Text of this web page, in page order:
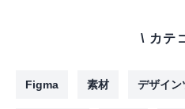
\ カテ
Figma 素材 デザイン